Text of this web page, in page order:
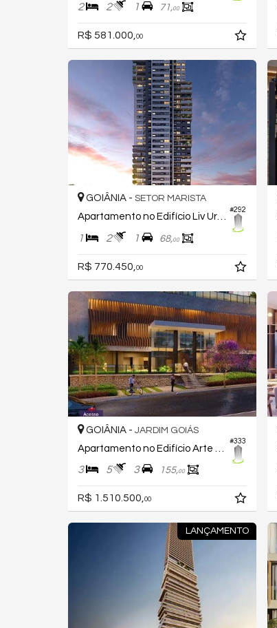
2 2 1 71,00
R$ 581.000, 00
#292
GOIÂNIA - SETOR MARISTA
Apartamento no Edifício Liv Urban Marista
1 2 1 68,00
R$ 770.450, 00
#333
GOIÂNIA - JARDIM GOIÁS
3 5 3 155,00
R$ 1.510.500, 00
LANÇAMENTO